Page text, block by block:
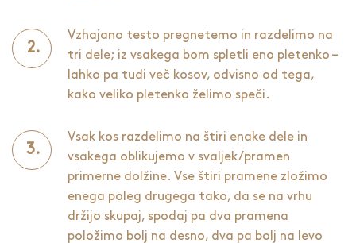
Vzhajano testo pregnetemo in razdelimo na
tri dele; iz vsakega bom spletli eno pletenko –
lahko pa tudi več kosov, odvisno od tega,
kako veliko pletenko želimo speči.
Vsak kos razdelimo na štiri enake dele in
vsakega oblikujemo v svaljek/pramen
primerne dolžine. Vse štiri pramene zložimo
enega poleg drugega tako, da se na vrhu
držijo skupaj, spodaj pa dva pramena
položimo bolj na desno, dva pa bolj na levo